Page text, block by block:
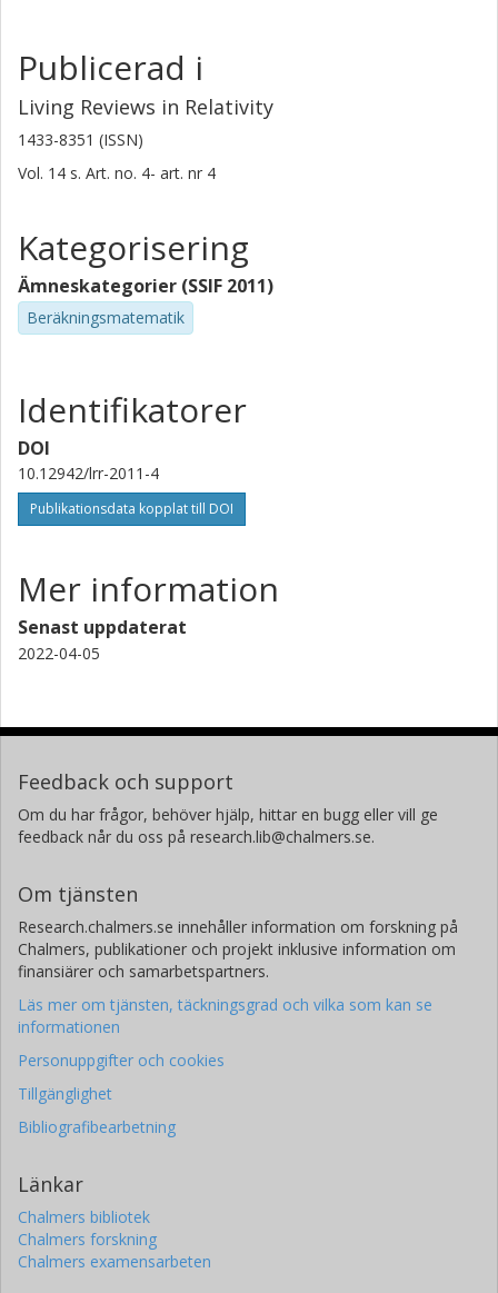
Publicerad i
Living Reviews in Relativity
1433-8351 (ISSN)
Vol. 14 s. Art. no. 4- art. nr 4
Kategorisering
Ämneskategorier (SSIF 2011)
Beräkningsmatematik
Identifikatorer
DOI
10.12942/lrr-2011-4
Publikationsdata kopplat till DOI
Mer information
Senast uppdaterat
2022-04-05
Feedback och support
Om du har frågor, behöver hjälp, hittar en bugg eller vill ge
feedback når du oss på research.lib@chalmers.se.
Om tjänsten
Research.chalmers.se innehåller information om forskning på
Chalmers, publikationer och projekt inklusive information om
finansiärer och samarbetspartners.
Läs mer om tjänsten, täckningsgrad och vilka som kan se
informationen
Personuppgifter och cookies
Tillgänglighet
Bibliografibearbetning
Länkar
Chalmers bibliotek
Chalmers forskning
Chalmers examensarbeten